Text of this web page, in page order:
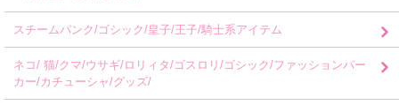
スチームパンク/ゴシック/皇子/王子/騎士系アイテム
ネコ/ 猫/クマ/ウサギ/ロリィタ/ゴスロリ/ゴシック/ファッションパー
カー/カチューシャ/グッズ/